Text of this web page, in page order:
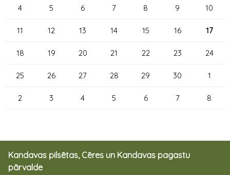
4 5 6 7 8 9 10
11 12 13 14 15 16 17
18 19 20 21 22 23 24
25 26 27 28 29 30 1
2 3 4 5 6 7 8
Kandavas pilsētas, Cēres un Kandavas pagastu
pārvalde